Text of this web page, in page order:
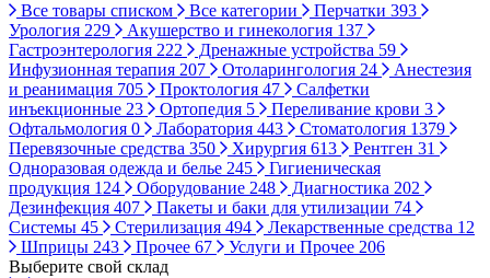
Все товары списком Все категории Перчатки 393
Урология 229 Акушерство и гинекология 137
Гастроэнтерология 222 Дренажные устройства 59
Инфузионная терапия 207 Отоларингология 24
Анестезия
и реанимация 705 Проктология 47
Салфетки
инъекционные 23 Ортопедия 5 Переливание крови 3
Офтальмология 0 Лаборатория 443 Стоматология 1379
Перевязочные средства 350 Хирургия 613 Рентген 31
Одноразовая одежда и белье 245
Гигиеническая
продукция 124 Оборудование 248 Диагностика 202
Дезинфекция 407 Пакеты и баки для утилизации 74
Системы 45 Стерилизация 494 Лекарственные средства 12
Шприцы 243 Прочее 67 Услуги и Прочее 206
Выберите свой склад